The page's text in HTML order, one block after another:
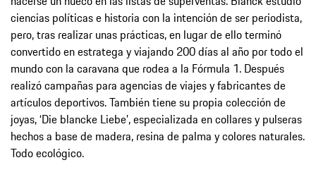
ciencias políticas e historia con la intención de ser periodista,
pero, tras realizar unas prácticas, en lugar de ello terminó
convertido en estratega y viajando 200 días al año por todo el
mundo con la caravana que rodea a la Fórmula 1. Después
realizó campañas para agencias de viajes y fabricantes de
artículos deportivos. También tiene su propia colección de
joyas, ‘Die blancke Liebe’, especializada en collares y pulseras
hechos a base de madera, resina de palma y colores naturales.
Todo ecológico.